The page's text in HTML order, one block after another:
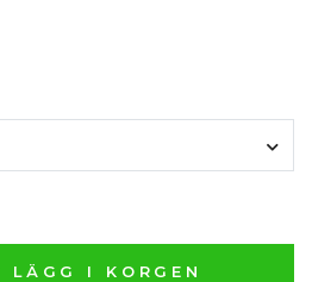
LÄGG I KORGEN